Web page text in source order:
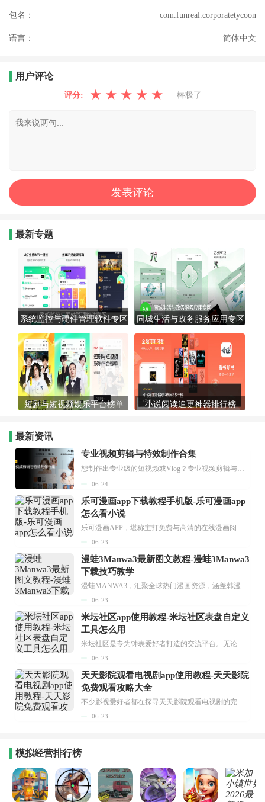
包名： com.funreal.corporatetycoon
语言： 简体中文
用户评论
评分: ★ ★ ★ ★ ★ 棒极了
最新专题
系统监控与硬件管理软件专区 同城生活与政务服务应用专区
短剧与短视频娱乐平台榜单 小说阅读追更神器排行榜
最新资讯
专业视频剪辑与特效制作合集
想制作出专业级的短视频或Vlog？专业视频剪辑与特效制作大全专题为你提供了从剪辑、抠像到特效包装的全套解决方案。无论是添加炫酷的片头、进行精准的视频抠图，还是制...
06-24
乐可漫画app下载教程手机版-乐可漫画app
怎么看小说
乐可漫画APP，堪称主打免费与高清的在线漫画阅读神器。其官方版提供海量完整版漫画资源，无论是国内漫画，还是日漫、韩漫、台漫、美漫等国外漫画，应有尽有，随时供你阅读。只需轻点一下，便能直接进入阅读界面。不仅如此，乐可漫画最新版本更新速度极快，在这里，你总能抢先看到全网一手漫画章节内容！...
06-23
漫蛙3Manwa3最新图文教程-漫蛙3Manwa3
下载技巧教学
漫蛙MANWA3，汇聚全球热门漫画资源，涵盖韩漫、欧美漫画、国漫等多种类型，题材丰富多样，全方位满足用户阅读喜好。它不仅是阅读平台，更是创作平台，为广大用户打造零门槛创作环境。...
06-23
米坛社区app使用教程-米坛社区表盘自定义
工具怎么用
米坛社区是专为钟表爱好者打造的交流平台。无论你是初涉钟表领域的普通爱好者，还是拥有多年收藏经验的资深玩家，都能在此找到属于自己的天地。 无需注册，就能轻松参与其中。通过专业的讨论论坛与丰富的交互功能，你可与世界各地的钟表爱好者畅快交流。若你钟情于钟表，米坛社区无疑是值得一试的理想之选。在这里，你能获取最新的手表资讯，交流见解，提升鉴赏品味，让每一块手表都成为收藏故事中重要的一部分。感兴趣的朋友，不要错过下载机会。...
06-23
天天影院观看电视剧app使用教程-天天影院
免费观看攻略大全
不少影视爱好者都在探寻天天影院观看电视剧的完整方法，结合最新平台使用规则，本篇新手入门攻略全面讲解观看渠道、检索流程、播放设置以及画面模式调整等实用内容。全文适配手机、电脑等主流设备，步骤简洁易懂，无论是初次使用的新手，还是想要优化观影体验的用户，都能参照内容快速上手，熟练掌握平台各项操作技巧，轻松畅享影视内容。...
06-23
模拟经营排行榜